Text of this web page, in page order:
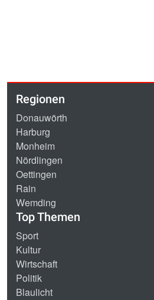
Regionen
Donauwörth
Harburg
Monheim
Nördlingen
Oettingen
Rain
Wemding
Top Themen
Sport
Kultur
Wirtschaft
Politik
Blaulicht